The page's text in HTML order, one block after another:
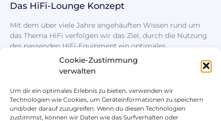
Cookie-Zustimmung
verwalten
Um dir ein optimales Erlebnis zu bieten, verwenden wir
Technologien wie Cookies, um Geräteinformationen zu speichern
und/oder darauf zuzugreifen. Wenn du diesen Technologien
zustimmst, können wir Daten wie das Surfverhalten oder
Das HiFi-Lounge Konzept
Mit dem über viele Jahre angehäuften Wissen rund um
das Thema HiFi verfolgen wir das Ziel, durch die Nutzung
des passenden HiFi-Equipment ein optimales
Klangerlebnis zu schaffen.